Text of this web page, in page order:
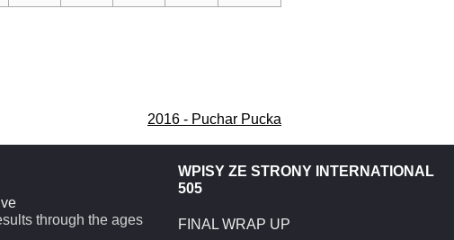
2016 - Puchar Pucka
through the ages
WPISY ZE STRONY INTERNATIONAL
505
FINAL WRAP UP